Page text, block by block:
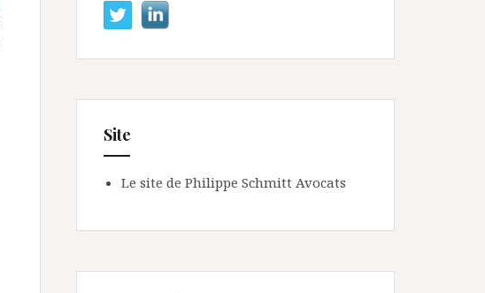
Site
Le site de Philippe Schmitt Avocats